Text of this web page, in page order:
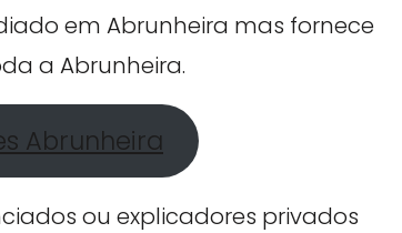
em Abrunheira mas fornece
a Abrunheira.
Abrunheira
ou explicadores privados